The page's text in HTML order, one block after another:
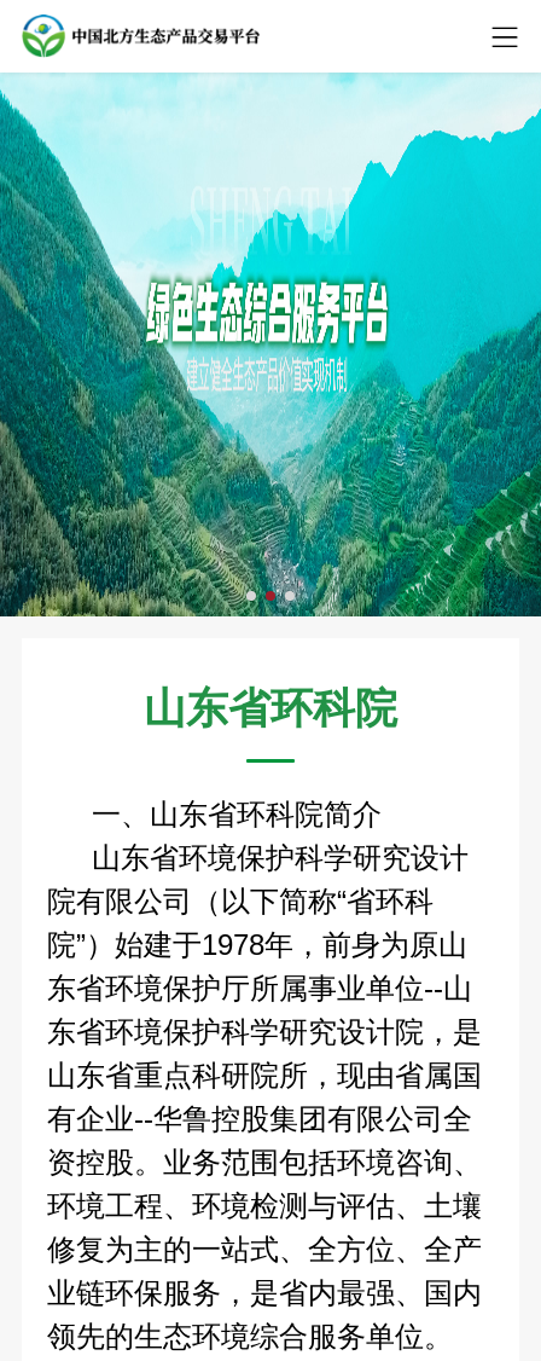
山东省环科院
一、山东省环科院简介
山东省环境保护科学研究设计
院有限公司（以下简称“省环科
院”）始建于1978年，前身为原山
东省环境保护厅所属事业单位--山
东省环境保护科学研究设计院，是
山东省重点科研院所，现由省属国
有企业--华鲁控股集团有限公司全
资控股。业务范围包括环境咨询、
环境工程、环境检测与评估、土壤
修复为主的一站式、全方位、全产
业链环保服务，是省内最强、国内
领先的生态环境综合服务单位。